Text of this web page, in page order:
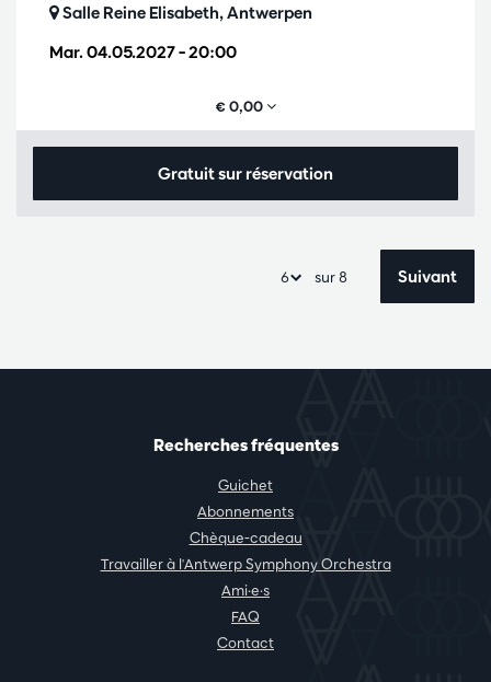
Mar. 04.05.2027– 20:00
Salle Reine Elisabeth, Antwerpen
€ 0,00
Gratuit sur réservation
sur 8 Suivant
Recherches fréquentes
Guichet
Abonnements
Chèque-cadeau
Travailler à l'Antwerp Symphony Orchestra
Ami·e·s
FAQ
Contact